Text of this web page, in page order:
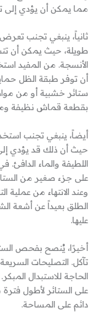
مما يمكن أن يؤدي إلى
ثانياً، ينبغي تجنب
طويلة، حيث يمكن أن
الأنسجة. من المفيد
أن توفر طبقة الظل
ستائر خشبية أو من
بقطعة قماش نظيفة
أيضاً، ينبغي تجنب
حيث أن ذلك قد يؤدي
اللطيفة والماء الدافئ.
على جزء صغير من
وعند الانتهاء من عملية
الطلق بعيداً عن أشعة
عليها.
أخيرًا، يُنصح بفحص
تآكل. التصليحات
الحاجة للاستبدال
على الستائر لأطول
دائم على المساحة.